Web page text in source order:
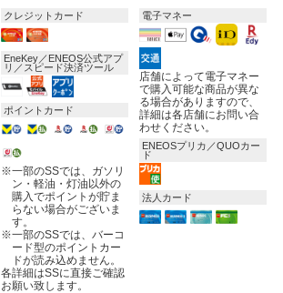
クレジットカード
EneKey／ENEOS公式アプ
リ／スピード決済ツール
ポイントカード
※一部のSSでは、ガソリ
ン・軽油・灯油以外の
購入でポイントが貯ま
らない場合がございま
す。
※一部のSSでは、バーコ
ード型のポイントカー
ドが読み込めません。
各詳細はSSに直接ご確認
お願い致します。
電子マネー
店舗によって電子マネー
で購入可能な商品が異な
る場合がありますので、
詳細は各店舗にお問い合
わせください。
ENEOSプリカ／QUOカー
ド
法人カード